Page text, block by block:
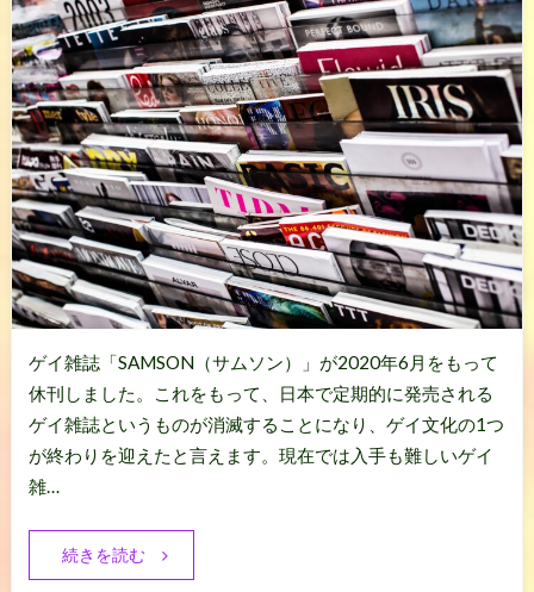
ゲイ雑誌「SAMSON（サムソン）」が2020年6月をもって
休刊しました。これをもって、日本で定期的に発売される
ゲイ雑誌というものが消滅することになり、ゲイ文化の1つ
が終わりを迎えたと言えます。現在では入手も難しいゲイ
雑…
続きを読む